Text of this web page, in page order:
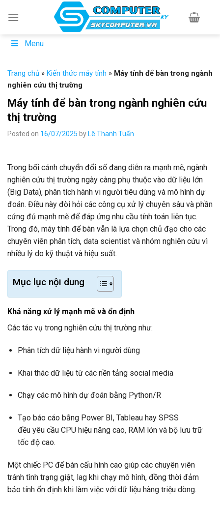
Menu
Trang chủ » Kiến thức máy tính » Máy tính để bàn trong ngành
nghiên cứu thị trường
Máy tính để bàn trong ngành nghiên cứu
thị trường
Posted on 16/07/2025 by Lê Thanh Tuấn
Trong bối cảnh chuyển đổi số đang diễn ra mạnh mẽ, ngành
nghiên cứu thị trường ngày càng phụ thuộc vào dữ liệu lớn
(Big Data), phân tích hành vi người tiêu dùng và mô hình dự
đoán. Điều này đòi hỏi các công cụ xử lý chuyên sâu và phần
cứng đủ mạnh mẽ để đáp ứng nhu cầu tính toán liên tục.
Trong đó, máy tính để bàn vẫn là lựa chọn chủ đạo cho các
chuyên viên phân tích, data scientist và nhóm nghiên cứu vì
nhiều lý do kỹ thuật và hiệu suất.
Mục lục nội dung
Khả năng xử lý mạnh mẽ và ổn định
Các tác vụ trong nghiên cứu thị trường như:
Phân tích dữ liệu hành vi người dùng
Khai thác dữ liệu từ các nền tảng social media
Chạy các mô hình dự đoán bằng Python/R
Tạo báo cáo bằng Power BI, Tableau hay SPSS
đều yêu cầu CPU hiệu năng cao, RAM lớn và bộ lưu trữ
tốc độ cao.
Một chiếc PC để bàn cấu hình cao giúp các chuyên viên
tránh tình trạng giật, lag khi chạy mô hình, đồng thời đảm
bảo tính ổn định khi làm việc với dữ liệu hàng triệu dòng.